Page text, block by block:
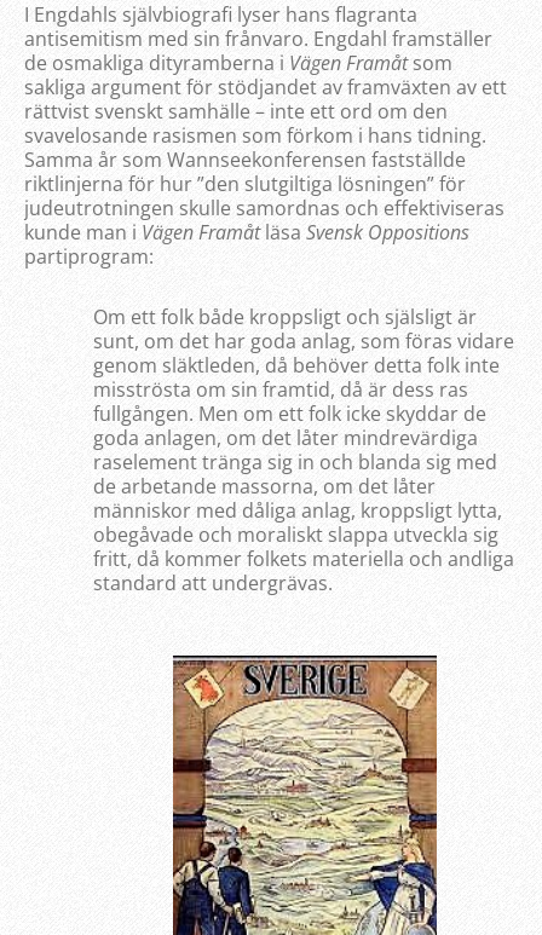
I Engdahls självbiografi lyser hans flagranta
antisemitism med sin frånvaro. Engdahl framställer
de osmakliga dityramberna i Vägen Framåtsom
sakliga argument för stödjandet av framväxten av ett
rättvist svenskt samhälle – inte ett ord om den
svavelosande rasismen som förkom i hans tidning.
Samma år som Wannseekonferensen fastställde
riktlinjerna för hur ”den slutgiltiga lösningen” för
judeutrotningen skulle samordnas och effektiviseras
kunde man i Vägen Framåtläsa Svensk Oppositions
partiprogram:
Om ett folk både kroppsligt och själsligt är
sunt, om det har goda anlag, som föras vidare
genom släktleden, då behöver detta folk inte
misströsta om sin framtid, då är dess ras
fullgången. Men om ett folk icke skyddar de
goda anlagen, om det låter mindrevärdiga
raselement tränga sig in och blanda sig med
de arbetande massorna, om det låter
människor med dåliga anlag, kroppsligt lytta,
obegåvade och moraliskt slappa utveckla sig
fritt, då kommer folkets materiella och andliga
standard att undergrävas.